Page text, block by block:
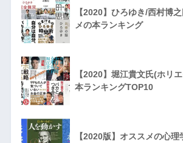
【2020】ひろゆき/西村博
メの本ランキング
【2020】堀江貴文氏(ホリ
本ランキングTOP10
【2020版】オススメの心